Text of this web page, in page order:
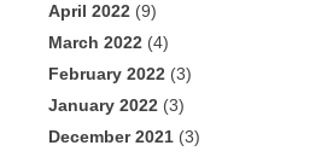
April 2022 (9)
March 2022 (4)
February 2022 (3)
January 2022 (3)
December 2021 (3)